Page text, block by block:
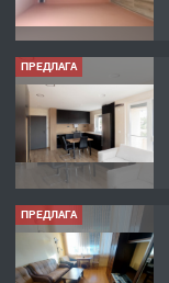
ПРЕДЛАГА
ПРЕДЛАГА